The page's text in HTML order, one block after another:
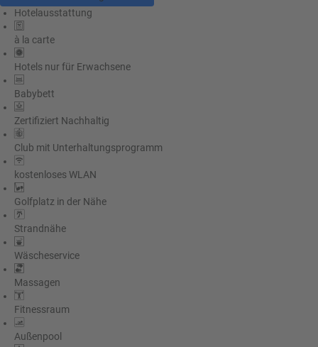
Hotelausstattung
à la carte
Hotels nur für Erwachsene
Babybett
Zertifiziert Nachhaltig
Club mit Unterhaltungsprogramm
kostenloses WLAN
Golfplatz in der Nähe
Strandnähe
Wäscheservice
Massagen
Fitnessraum
Außenpool